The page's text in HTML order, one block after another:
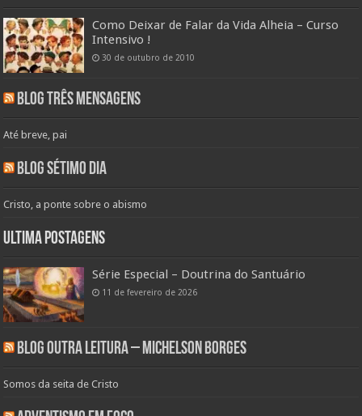
Como Deixar de Falar da Vida Alheia – Curso
Intensivo !
30 de outubro de 2010
Blog Três Mensagens
Até breve, pai
Blog Sétimo Dia
Cristo, a ponte sobre o abismo
Ultima Postagens
Série Especial – Doutrina do Santuário
11 de fevereiro de 2026
Blog Outra Leitura – Michelson Borges
Somos da seita de Cristo